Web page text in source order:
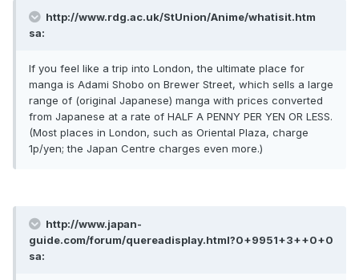
http://www.rdg.ac.uk/StUnion/Anime/whatisit.htm
sa:
If you feel like a trip into London, the ultimate place for
manga is Adami Shobo on Brewer Street, which sells a large
range of (original Japanese) manga with prices converted
from Japanese at a rate of HALF A PENNY PER YEN OR LESS.
(Most places in London, such as Oriental Plaza, charge
1p/yen; the Japan Centre charges even more.)
http://www.japan-
guide.com/forum/quereadisplay.html?0+9951+3++0+0
sa: